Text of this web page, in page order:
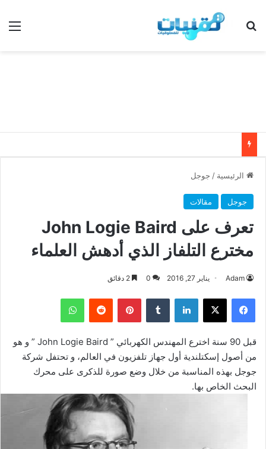
بحث عن
الرئيسية / جوجل
جوجل مقالات
تعرف على John Logie Baird
مخترع التلفاز الذي أدهش العلماء
Adam يناير 27, 2016 0
فيسبوك ‫X لينكدإن بينتيريست واتساب
قبل 90 سنة اخترع المهندس الكهربائي ” John Logie Baird ” و هو
من أصول إسكتلندية أول جهاز تلفزيون في العالم، و تحتفل شركة
جوجل بهذه المناسبة من خلال وضع صورة للذكرى على محرك
البحث الخاص بها.